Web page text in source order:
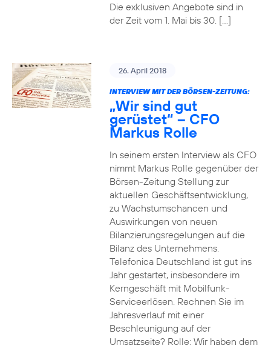
Die exklusiven Angebote sind in
der Zeit vom 1. Mai bis 30. […]
26. April 2018
INTERVIEW MIT DER BÖRSEN-ZEITUNG:
„Wir sind gut
gerüstet“ – CFO
Markus Rolle
In seinem ersten Interview als CFO
nimmt Markus Rolle gegenüber der
Börsen-Zeitung Stellung zur
aktuellen Geschäftsentwicklung,
zu Wachstumschancen und
Auswirkungen von neuen
Bilanzierungsregelungen auf die
Bilanz des Unternehmens.
Telefonica Deutschland ist gut ins
Jahr gestartet, insbesondere im
Kerngeschäft mit Mobilfunk-
Serviceerlösen. Rechnen Sie im
Jahresverlauf mit einer
Beschleunigung auf der
Umsatzseite? Rolle: Wir haben dem